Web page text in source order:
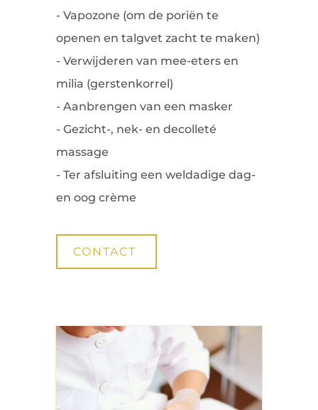
- Vapozone (om de poriën te
openen en talgvet zacht te maken)
- Verwijderen van mee-eters en
milia (gerstenkorrel)
- Aanbrengen van een masker
- Gezicht-, nek- en decolleté
massage
- Ter afsluiting een weldadige dag-
en oog crème
CONTACT